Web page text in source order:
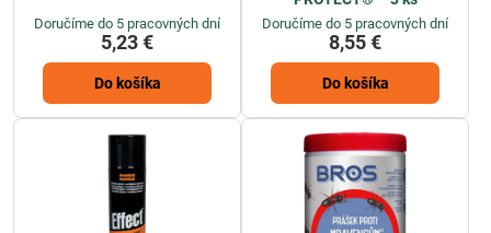
Doručíme do 5 pracovných dní
5,23 €
Do košíka
Doručíme do 5 pracovných dní
8,55 €
Do košíka